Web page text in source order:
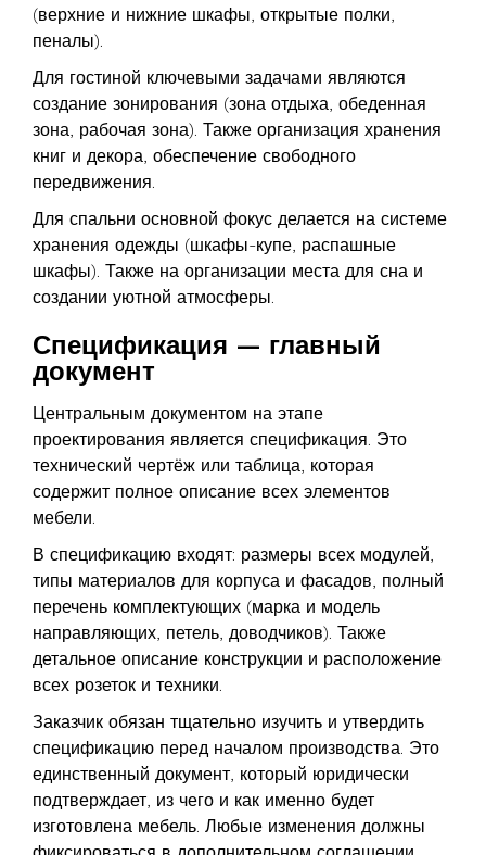
(верхние и нижние шкафы, открытые полки,
пеналы).
Для гостиной ключевыми задачами являются
создание зонирования (зона отдыха, обеденная
зона, рабочая зона). Также организация хранения
книг и декора, обеспечение свободного
передвижения.
Для спальни основной фокус делается на системе
хранения одежды (шкафы-купе, распашные
шкафы). Также на организации места для сна и
создании уютной атмосферы.
Спецификация — главный
документ
Центральным документом на этапе
проектирования является спецификация. Это
технический чертёж или таблица, которая
содержит полное описание всех элементов
мебели.
В спецификацию входят: размеры всех модулей,
типы материалов для корпуса и фасадов, полный
перечень комплектующих (марка и модель
направляющих, петель, доводчиков). Также
детальное описание конструкции и расположение
всех розеток и техники.
Заказчик обязан тщательно изучить и утвердить
спецификацию перед началом производства. Это
единственный документ, который юридически
подтверждает, из чего и как именно будет
изготовлена мебель. Любые изменения должны